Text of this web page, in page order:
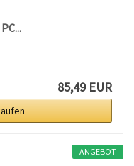
85,49 EUR
ANGEBOT